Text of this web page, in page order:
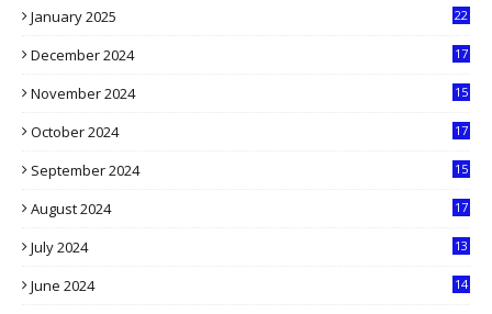
January 2025
22
December 2024
17
November 2024
15
October 2024
17
September 2024
15
August 2024
17
July 2024
13
June 2024
14